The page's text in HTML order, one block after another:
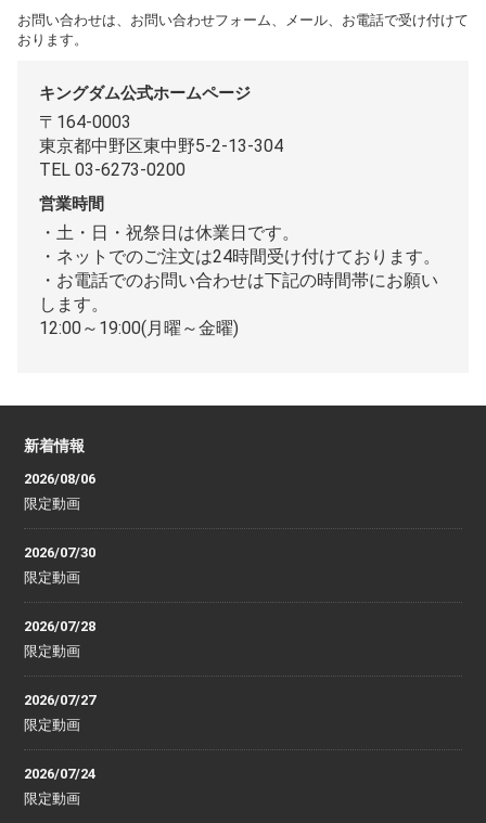
お問い合わせは、お問い合わせフォーム、メール、お電話で受け付けて
おります。
キングダム公式ホームページ
〒164-0003
東京都中野区東中野5-2-13-304
TEL 03-6273-0200
営業時間
・土・日・祝祭日は休業日です。
・ネットでのご注文は24時間受け付けております。
・お電話でのお問い合わせは下記の時間帯にお願い
します。
12:00～19:00(月曜～金曜)
新着情報
2026/08/06
限定動画
2026/07/30
限定動画
2026/07/28
限定動画
2026/07/27
限定動画
2026/07/24
限定動画